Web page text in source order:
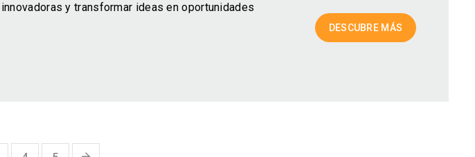
y transformar ideas en oportunidades
DESCUBRE MÁS